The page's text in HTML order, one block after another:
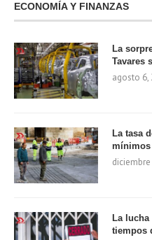
ECONOMÍA Y FINANZAS
La
Tavares
agosto 6,
La tasa
La
tiempos